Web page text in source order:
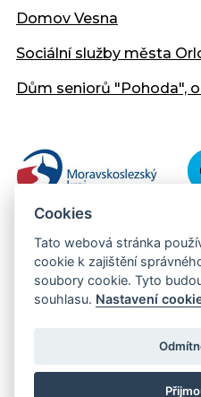
Domov Vesna
Sociální služby města
Dům seniorů "Pohoda",
Copyright © 2013 - 2026
Cookies
Tato webová stránka
cookie k zajištění
soubory cookie. Tyto
souhlasu. Nastavení